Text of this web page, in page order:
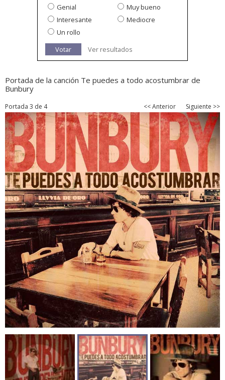
Genial
Muy bueno
Interesante
Mediocre
Un rollo
Votar
Ver resultados
Portada de la canción Te puedes a todo acostumbrar de
Bunbury
Portada 3 de 4 << Anterior Siguiente >>